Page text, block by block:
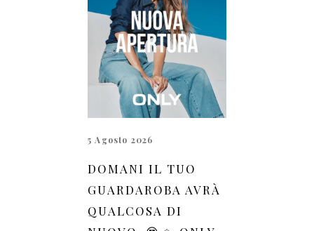
5 Agosto 2026
DOMANI IL TUO
GUARDAROBA AVRÀ
QUALCOSA DI